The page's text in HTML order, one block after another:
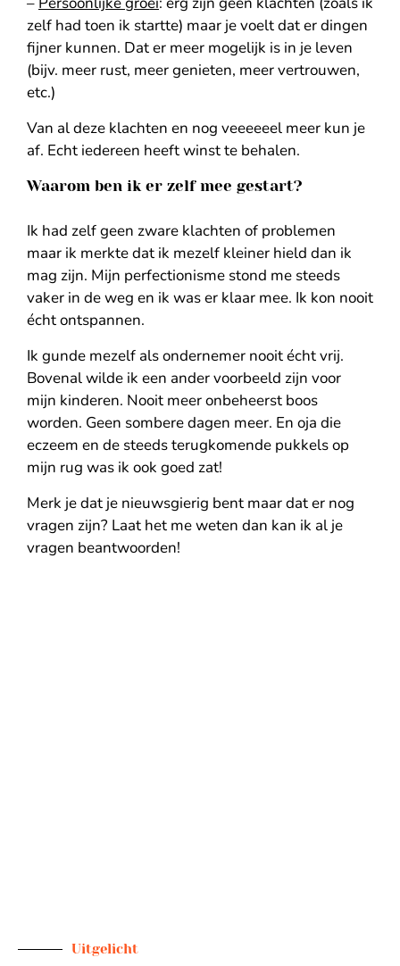
zelf had toen ik startte) maar je voelt dat er dingen
fijner kunnen. Dat er meer mogelijk is in je leven
(bijv. meer rust, meer genieten, meer vertrouwen,
etc.)
Van al deze klachten en nog veeeeeel meer kun je
af. Echt iedereen heeft winst te behalen.
Waarom ben ik er zelf mee gestart?
Ik had zelf geen zware klachten of problemen
maar ik merkte dat ik mezelf kleiner hield dan ik
mag zijn. Mijn perfectionisme stond me steeds
vaker in de weg en ik was er klaar mee. Ik kon nooit
écht ontspannen.
Ik gunde mezelf als ondernemer nooit écht vrij.
Bovenal wilde ik een ander voorbeeld zijn voor
mijn kinderen. Nooit meer onbeheerst boos
worden. Geen sombere dagen meer. En oja die
eczeem en de steeds terugkomende pukkels op
mijn rug was ik ook goed zat!
Merk je dat je nieuwsgierig bent maar dat er nog
vragen zijn? Laat het me weten dan kan ik al je
vragen beantwoorden!
Uitgelicht